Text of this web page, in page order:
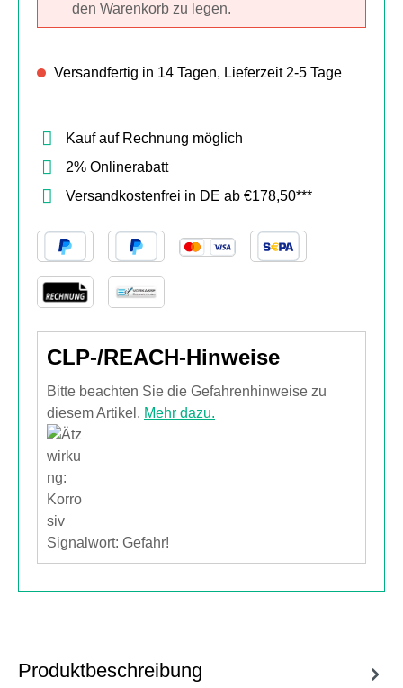
den Warenkorb zu legen.
Versandfertig in 14 Tagen, Lieferzeit 2-5 Tage
Kauf auf Rechnung möglich
2% Onlinerabatt
Versandkostenfrei in DE ab €178,50***
CLP-/REACH-Hinweise
Bitte beachten Sie die Gefahrenhinweise zu
diesem Artikel. Mehr dazu.
Signalwort: Gefahr!
Produktbeschreibung